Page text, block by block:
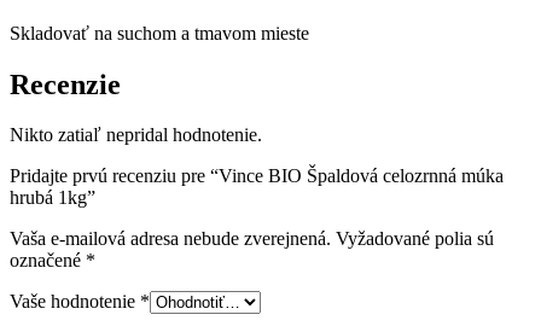
Skladovať na suchom a tmavom mieste
Recenzie
Nikto zatiaľ nepridal hodnotenie.
Pridajte prvú recenziu pre “Vince BIO Špaldová celozrnná múka
hrubá 1kg”
Vaša e-mailová adresa nebude zverejnená. Vyžadované polia sú
označené *
Vaše hodnotenie *